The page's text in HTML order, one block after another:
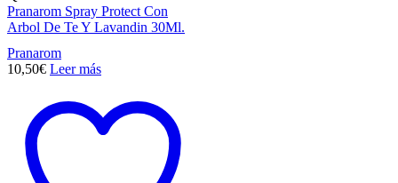
Pranarom Spray Protect Con
Arbol De Te Y Lavandin 30Ml.
Pranarom
10,50€ Leer más